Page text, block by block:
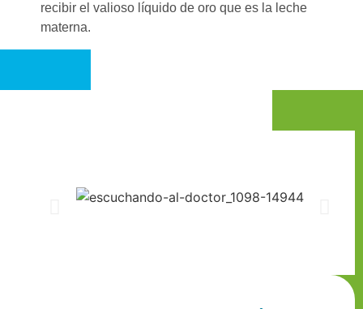
recibir el valioso líquido de oro que es la leche
materna.